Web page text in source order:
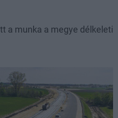
a munka a megye délkeleti